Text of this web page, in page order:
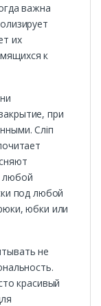
важна
их
к
при
Сліп
любой
под любой
юбки или
не
красивый